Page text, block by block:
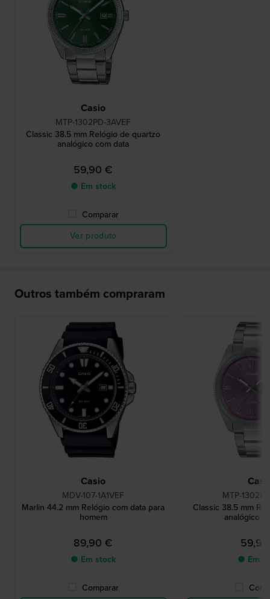
Casio
MTP-1302PD-3AVEF
Classic 38.5 mm Relógio de quartzo
analógico com data
59,90 €
● Em stock
Comparar
Ver produto
Outros também compraram
Casio
MDV-107-1A1VEF
Marlin 44.2 mm Relógio com data para
homem
89,90 €
● Em stock
Comparar
MTP-
Classic 38.5 mm
analógico
● Em